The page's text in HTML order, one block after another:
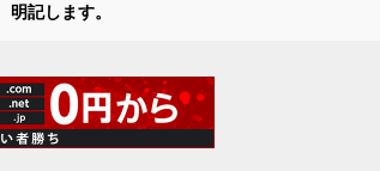
記します。